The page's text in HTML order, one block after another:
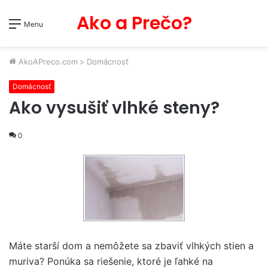
Menu Ako a Prečo?
AkoAPreco.com > Domácnosť
Domácnosť
Ako vysušiť vlhké steny?
0
Máte starší dom a nemôžete sa zbaviť vlhkých stien a
muriva? Ponúka sa riešenie, ktoré je ľahké na